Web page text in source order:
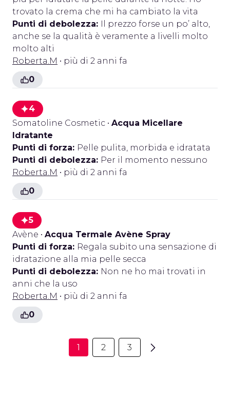
trovato la crema che mi ha cambiato la vita
Punti di debolezza: Il prezzo forse un po’ alto,
anche se la qualità è veramente a livelli molto
molto alti
Roberta.M • più di 2 anni fa
0
4
Somatoline Cosmetic • Acqua Micellare
Idratante
Punti di forza: Pelle pulita, morbida e idratata
Punti di debolezza: Per il momento nessuno
Roberta.M • più di 2 anni fa
0
5
Avène • Acqua Termale Avène Spray
Punti di forza: Regala subito una sensazione di
idratazione alla mia pelle secca
Punti di debolezza: Non ne ho mai trovati in
anni che la uso
Roberta.M • più di 2 anni fa
0
1 2 3